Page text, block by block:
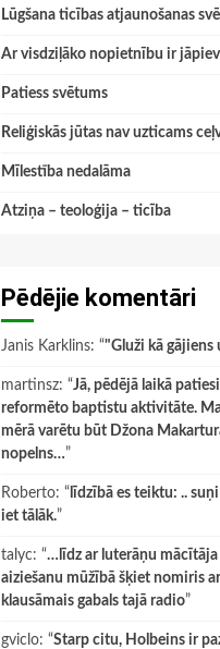
Lūgšana ticības atjaunošanas
Ar visdziļāko nopietnību ir
Patiess svētums
Reliģiskās jūtas nav uzticams
Mīlestība nedalāma
Atziņa – teoloģija – ticība
Pēdējie komentāri
Janis Karklins: “"Gluži kā gājiens
martinsz: “Jā, pēdējā laikā
reformēto baptistu aktivitāte.
mērā varētu būt Džona
nopelns…”
Roberto: “ līdzībā es teiktu: ..
iet tālāk.”
talyc: “…līdz ar luterāņu mācītāja
aiziešanu mūžībā šķiet nomiris
klausāmais gabals tajā radio”
gviclo: “Starp citu, Holbeins ir